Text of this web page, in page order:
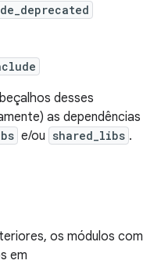
desses
as dependências
e/ou shared_libs .
os módulos com
em